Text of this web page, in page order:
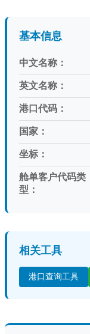
基本信息
中文名称：
英文名称：
港口代码：
国家：
坐标：
舱单客户代码类
型：
相关工具
港口查询工具